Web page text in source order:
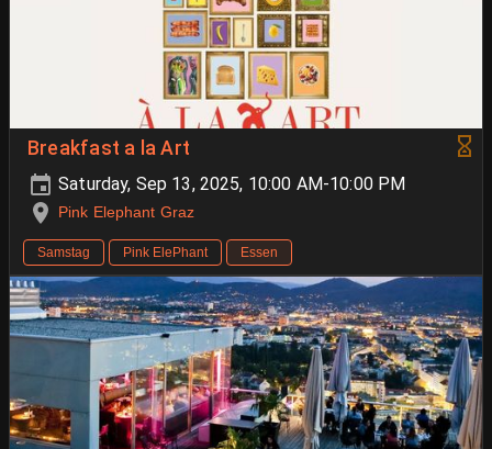
Breakfast a la Art
Saturday, Sep 13, 2025, 10:00 AM-10:00 PM
Pink Elephant Graz
Samstag Pink ElePhant Essen